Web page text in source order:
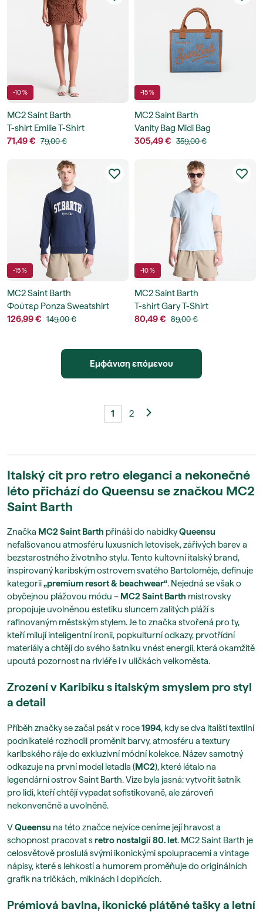
-10 %
MC2 Saint Barth
T-shirt Emilie T-Shirt
71,49 € 79,00 €
-15 %
MC2 Saint Barth
Vanity Bag Midi Bag
305,49 € 359,00 €
-15 %
MC2 Saint Barth
Φούτερ Ponza Sweatshirt
126,99 € 149,00 €
-10 %
MC2 Saint Barth
T-shirt Gary T-Shirt
80,49 € 89,00 €
Εμφάνιση επόμενου
1 2
Italský cit pro retro eleganci a nekonečné
léto přichází do Queensu se značkou MC2
Saint Barth
Značka MC2 Saint Barth přináší do nabídkyQueensu
nefalšovanou atmosféru luxusních letovisek, zářivých barev a
bezstarostného životního stylu. Tento kultovní italský brand,
inspirovaný karibským ostrovem svatého Bartoloměje, definuje
kategorii„premium resort & beachwear“. Nejedná se však o
obyčejnou plážovou módu – MC2 Saint Barth mistrovsky
propojuje uvolněnou estetiku sluncem zalitých pláží s
rafinovaným městským stylem. Je to značka stvořená pro ty,
kteří milují inteligentní ironii, popkulturní odkazy, prvotřídní
materiály a chtějí do svého šatníku vnést energii, která okamžitě
upoutá pozornost na riviéře i v uličkách velkoměsta.
Zrození v Karibiku s italským smyslem pro styl
a detail
Příběh značky se začal psát v roce1994, kdy se dva italští textilní
podnikatelé rozhodli proměnit barvy, atmosféru a textury
karibského ráje do exkluzivní módní kolekce. Název samotný
odkazuje na první model letadla (MC2), které létalo na
legendární ostrov Saint Barth. Vize byla jasná: vytvořit šatník
pro lidi, kteří chtějí vypadat sofistikovaně, ale zároveň
nekonvenčně a uvolněně.
VQueensu na této značce nejvíce ceníme její hravost a
schopnost pracovat sretro nostalgií 80. let. MC2 Saint Barth je
celosvětově proslulá svými ikonickými spolupracemi a vintage
nápisy, které s lehkostí a humorem proměňuje do originálních
grafik na tričkách, mikinách i doplňcích.
Prémiová bavlna, ikonické plátěné tašky a letní